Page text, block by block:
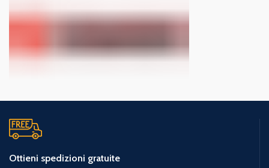
Ottieni spedizioni gratuite